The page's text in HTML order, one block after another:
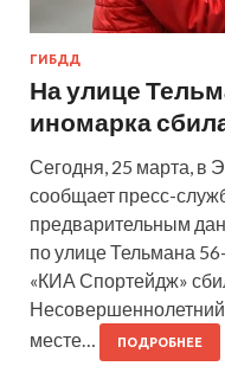
ГИБДД
На улице
иномарка
Сегодня, 25 марта, в
сообщает пресс-
предварительным
по улице Тельмана
«КИА Спортейдж»
месте…
ПОДРОБНЕЕ